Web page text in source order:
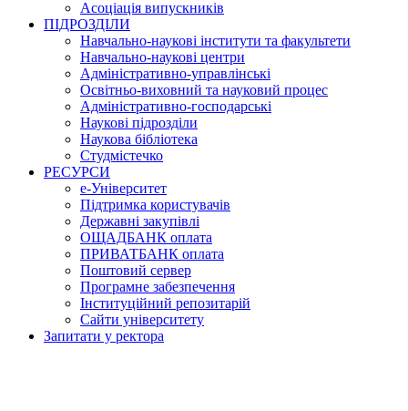
Асоціація випускників
ПІДРОЗДІЛИ
Навчально-наукові інститути та факультети
Навчально-наукові центри
Адміністративно-управлінські
Освітньо-виховний та науковий процес
Адміністративно-господарські
Наукові підрозділи
Наукова бібліотека
Студмістечко
РЕСУРСИ
е-Університет
Підтримка користувачів
Державні закупівлі
ОЩАДБАНК оплата
ПРИВАТБАНК оплата
Поштовий сервер
Програмне забезпечення
Інституційний репозитарій
Сайти університету
Запитати у ректора